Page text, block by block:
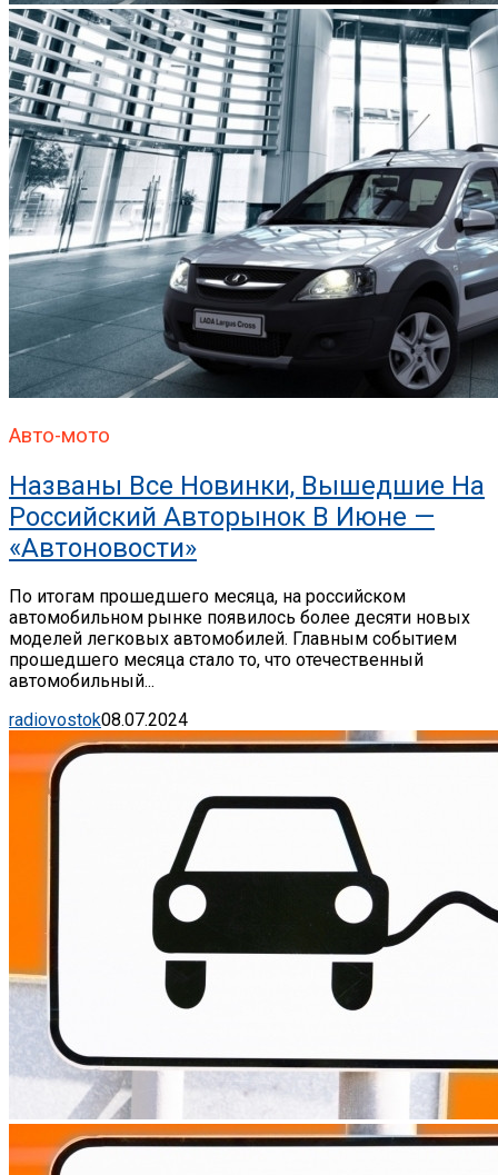
Авто-мото
Названы Все Новинки, Вышедшие На
Российский Авторынок В Июне —
«Автоновости»
По итогам прошедшего месяца, на российском
автомобильном рынке появилось более десяти новых
моделей легковых автомобилей. Главным событием
прошедшего месяца стало то, что отечественный
автомобильный...
radiovostok08.07.2024